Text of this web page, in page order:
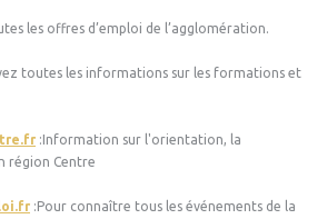
les offres d’emploi de l’agglomération.
toutes les informations sur les formations et
:Information sur l'orientation, la
région Centre
:Pour connaître tous les événements de la